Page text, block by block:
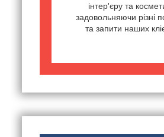
інтер'єру та
задовольняючи різні
та запити наших